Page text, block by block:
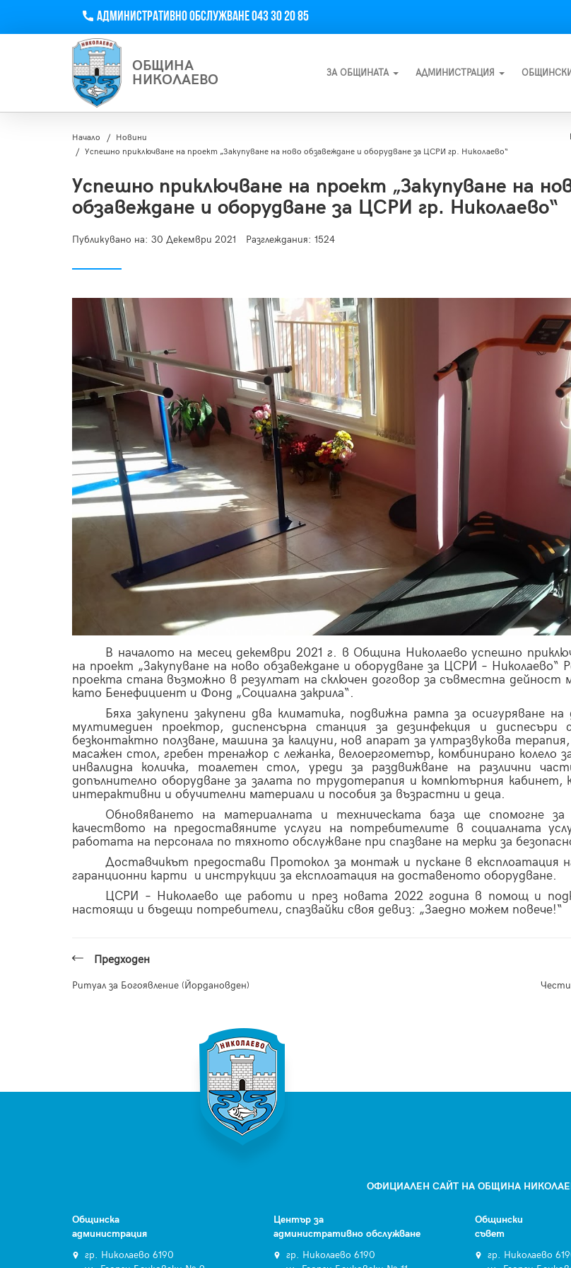
Телефон
Административно обслужване 043 30 20 85
ОБЩИНА
НИКОЛАЕВО
ЗА ОБЩИНАТА АДМИНИСТРАЦИЯ
Начало
Новини
Успешно приключване на проект „Закупуване на ново обзавеждане и оборудване за ЦСРИ гр. Николаево“
Успешно приключване на проект „Закупуване на
обзавеждане и оборудване за ЦСРИ гр. Николаево“
Публикувано на: 30 Декември 2021 Разглеждания: 1524
В началото на месец декември 2021 г. в Община Николаево успешно
на проект „Закупуване на ново обзавеждане и оборудване за ЦСРИ – Николаево“
проекта стана възможно в резултат на сключен договор за съвместна
като Бенефициент и Фонд „Социална закрила“.
Бяха закупени закупени два климатика, подвижна рампа за осигуряване
мултимедиен проектор, диспенсърна станция за дезинфекция и
безконтактно ползване, машина за калцуни, нов апарат за ултразвукова
масажен стол, гребен тренажор с лежанка, велоергометър, комбинирано колело
инвалидна количка, тоалетен стол, уреди за раздвижване на различни
допълнително оборудване за залата по трудотерапия и компютърния кабинет,
интерактивни и обучителни материали и пособия за възрастни и деца.
Обновяването на материалната и техническата база ще спомогне за
качеството на предоставяните услуги на потребителите в социалната
работата на персонала по тяхното обслужване при спазване на мерки за
Доставчикът предостави Протокол за монтаж и пускане в експлоатация
гаранционни карти и инструкции за експлоатация на доставеното оборудване.
ЦСРИ – Николаево ще работи и през новата 2022 година в помощ и
настоящи и бъдещи потребители, спазвайки своя девиз: „Заедно можем повече!“
Предходен
Ритуал за Богоявление (Йордановден)
ОФИЦИАЛЕН САЙТ НА ОБЩИНА
Общинска
администрация
гр. Николаево 6190
Център за
административно обслужване
гр. Николаево 6190
Общински
съвет
гр. Николаево